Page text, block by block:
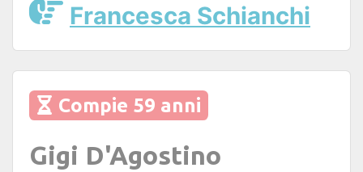
Francesca Schianchi
Compie 59 anni
Gigi D'Agostino